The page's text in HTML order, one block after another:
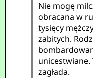
Nie mogę
obracana w
tysięcy
zabitych.
unicestwiane.
zagłada.